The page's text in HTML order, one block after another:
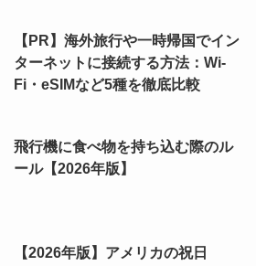
【PR】海外旅行や一時帰国でイン
ターネットに接続する方法：Wi-
Fi・eSIMなど5種を徹底比較
飛行機に食べ物を持ち込む際のル
ール【2026年版】
【2026年版】アメリカの祝日